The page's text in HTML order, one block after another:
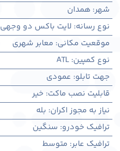
شهر: همدان
نوع رسانه: لایت باکس دو وجهی
موقعیت مکانی: معابر شهری
نوع کمپین:
ATL
جهت تابلو: عمودی
قابلیت نصب ماکت: خیر
نیاز به مجوز اکران: بله
ترافیک خودرو: سنگین
ترافیک عابر: متوسط